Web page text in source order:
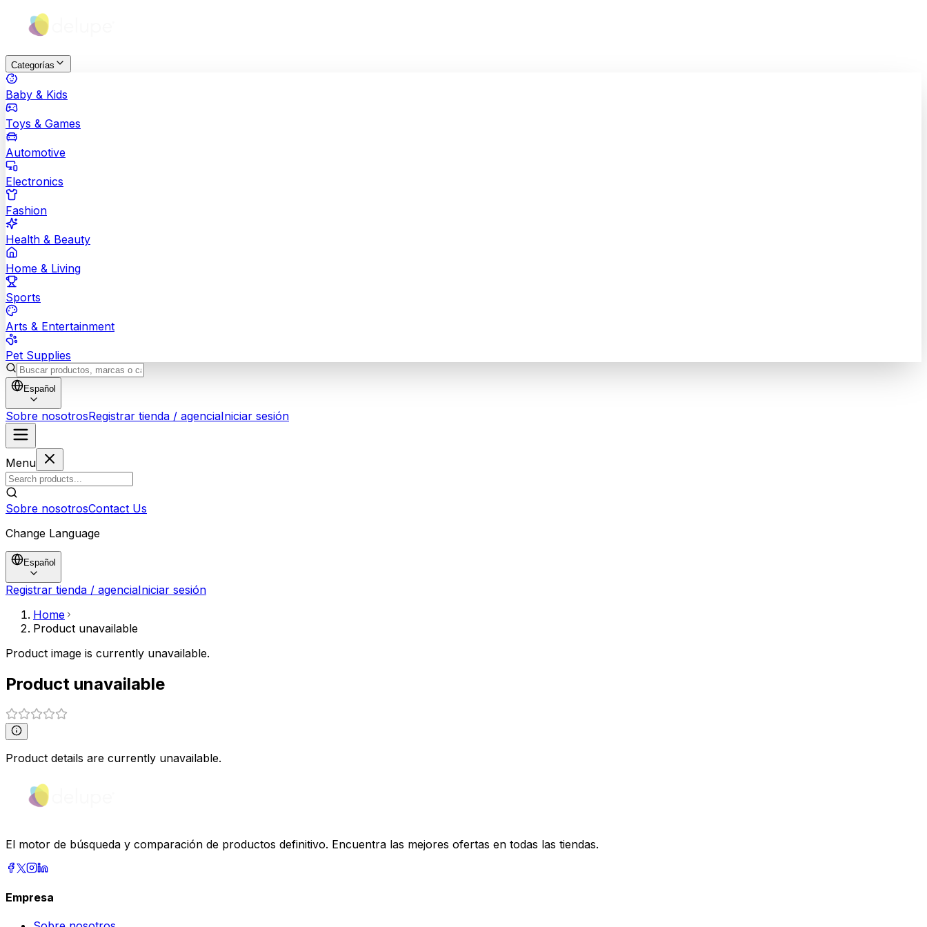
Categorías
Baby & Kids
Toys & Games
Automotive
Electronics
Fashion
Health & Beauty
Home & Living
Sports
Arts & Entertainment
Pet Supplies
Español
Sobre nosotrosRegistrar tienda / agenciaIniciar sesión
Menu
Sobre nosotrosContact Us
Change Language
Español
Registrar tienda / agenciaIniciar sesión
Home
Product unavailable
Product image is currently unavailable.
Product unavailable
Product details are currently unavailable.
El motor de búsqueda y comparación de productos definitivo. Encuentra las mejores ofertas en todas las tiendas.
Empresa